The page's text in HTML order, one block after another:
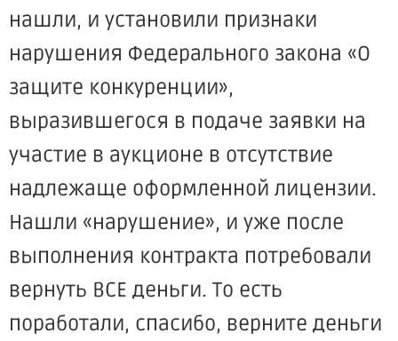
нашли, и установили признаки
нарушения Федерального закона «О
защите конкуренции»,
выразившегося в подаче заявки на
участие в аукционе в отсутствие
надлежаще оформленной лицензии.
Нашли «нарушение», и уже после
выполнения контракта потребовали
вернуть ВСЕ деньги. То есть
поработали, спасибо, верните деньги